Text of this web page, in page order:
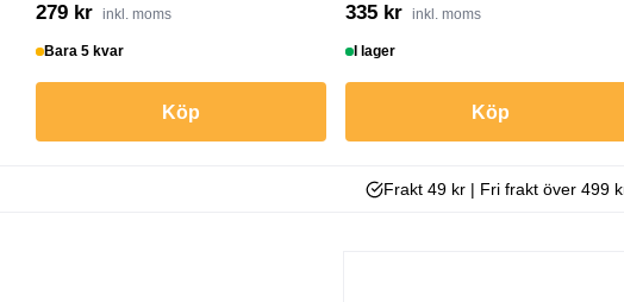
279 kr inkl. moms
Bara 5 kvar
Köp
335 kr inkl. moms
I lager
Köp
Frakt 49 kr | Fri frakt över 499